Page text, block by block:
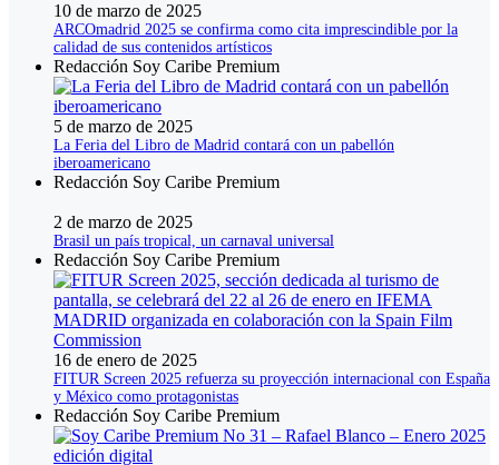
10 de marzo de 2025
ARCOmadrid 2025 se confirma como cita imprescindible por la
calidad de sus contenidos artísticos
Redacción Soy Caribe Premium
5 de marzo de 2025
La Feria del Libro de Madrid contará con un pabellón
iberoamericano
Redacción Soy Caribe Premium
2 de marzo de 2025
Brasil un país tropical, un carnaval universal
Redacción Soy Caribe Premium
16 de enero de 2025
FITUR Screen 2025 refuerza su proyección internacional con España
y México como protagonistas
Redacción Soy Caribe Premium